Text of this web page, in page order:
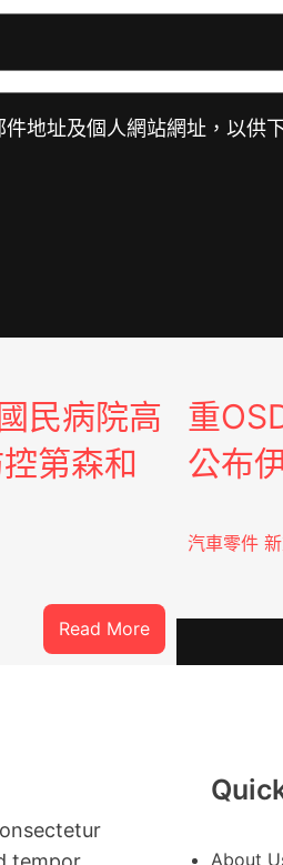
地址及個人網站網址，以供
民病院高
第森和
Read More:
這
重
公布
汽車零件
About